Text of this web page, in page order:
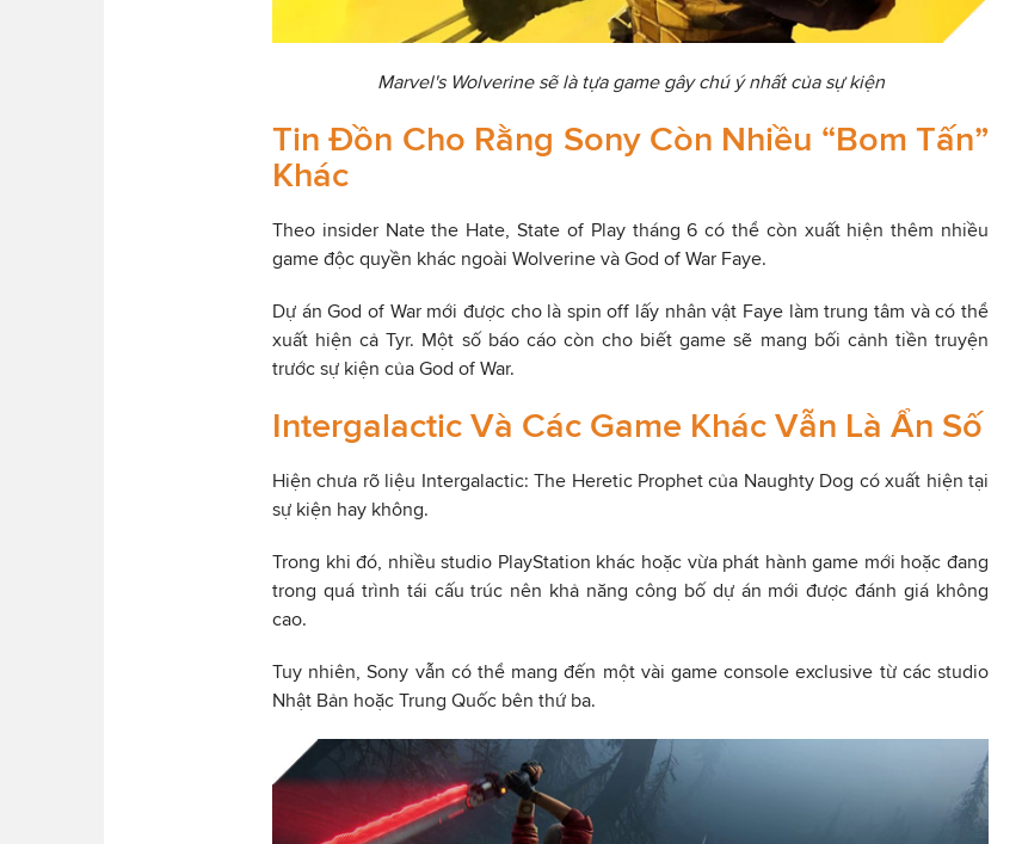
Marvel's Wolverine sẽ là tựa game gây chú ý nhất của sự kiện
Tin Đồn Cho Rằng Sony Còn Nhiều “Bom Tấn”
Khác
Theo insider Nate the Hate, State of Play tháng 6 có thể còn xuất hiện thêm nhiều
game độc quyền khác ngoài Wolverine và God of War Faye.
Dự án God of War mới được cho là spin off lấy nhân vật Faye làm trung tâm và có thể
xuất hiện cả Tyr. Một số báo cáo còn cho biết game sẽ mang bối cảnh tiền truyện
trước sự kiện của God of War.
Intergalactic Và Các Game Khác Vẫn Là Ẩn Số
Hiện chưa rõ liệu Intergalactic: The Heretic Prophet của Naughty Dog có xuất hiện tại
sự kiện hay không.
Trong khi đó, nhiều studio PlayStation khác hoặc vừa phát hành game mới hoặc đang
trong quá trình tái cấu trúc nên khả năng công bố dự án mới được đánh giá không
cao.
Tuy nhiên, Sony vẫn có thể mang đến một vài game console exclusive từ các studio
Nhật Bản hoặc Trung Quốc bên thứ ba.